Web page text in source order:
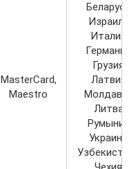
MasterCard,
Maestro
Беларусь,
Израиль,
Италия,
Германия,
Грузия,
Латвия,
Молдавия,
Литва,
Румыния,
Украина,